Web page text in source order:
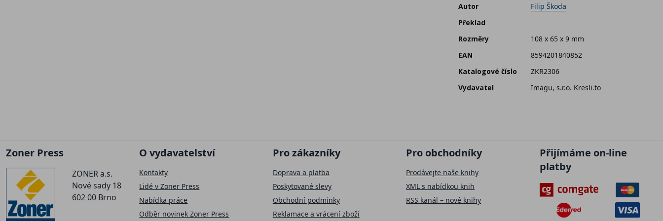
Autor
Filip Škoda
Překlad
Rozměry
108 x 65 x 9 mm
EAN
8594201840852
Katalogové číslo
ZKR2306
Vydavatel
Imagu, s.r.o. Kresli.to
Zoner Press
ZONER a.s.
Nové sady 18
602 00 Brno
O vydavatelství
Kontakty
Lidé v Zoner Press
Nabídka práce
Odběr novinek Zoner Press
Pro zákazníky
Doprava a platba
Poskytované slevy
Obchodní podmínky
Reklamace a vrácení zboží
Pro obchodníky
Prodávejte naše knihy
XML s nabídkou knih
RSS kanál – nové knihy
Přijímáme on-line
platby